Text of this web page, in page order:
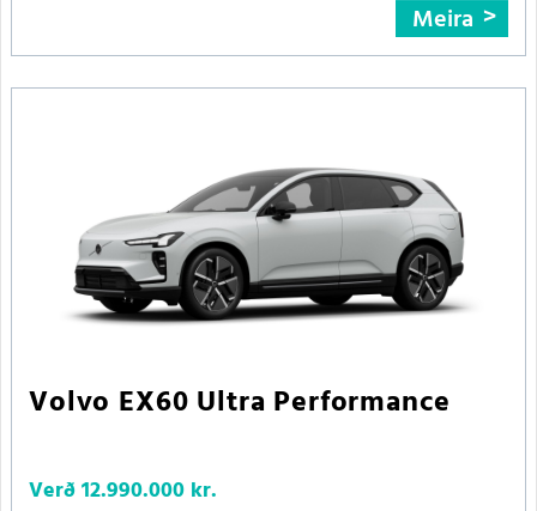
Meira
Volvo EX60 Ultra Performance
Verð12.990.000 kr.